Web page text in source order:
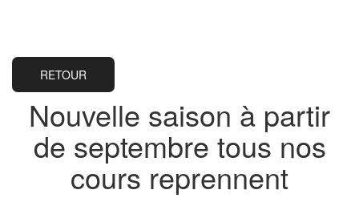
RETOUR
Nouvelle saison à partir
de septembre tous nos
cours reprennent